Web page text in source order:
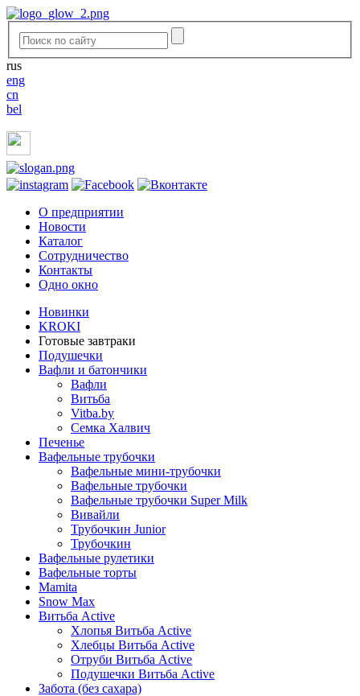
rus
eng
cn
bel
O предприятии
Новости
Каталог
Сотрудничество
Контакты
Одно окно
Новинки
KROKI
Готовые завтраки
Подушечки
Вафли и батончики
Вафли
Витьба
Vitba.by
Семка Халвич
Печенье
Вафельные трубочки
Вафельные мини-трубочки
Вафельные трубочки
Вафельные трубочки Super Milk
Вивайли
Трубочкин Junior
Трубочкин
Вафельные рулетики
Вафельные торты
Mamita
Snow Max
Витьба Active
Хлопья Витьба Active
Хлебцы Витьба Active
Отруби Витьба Active
Подушечки Витьба Active
Забота (без сахара)